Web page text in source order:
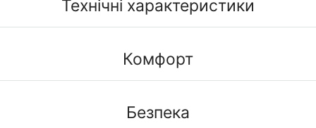
Технічні характеристики
Комфорт
Безпека